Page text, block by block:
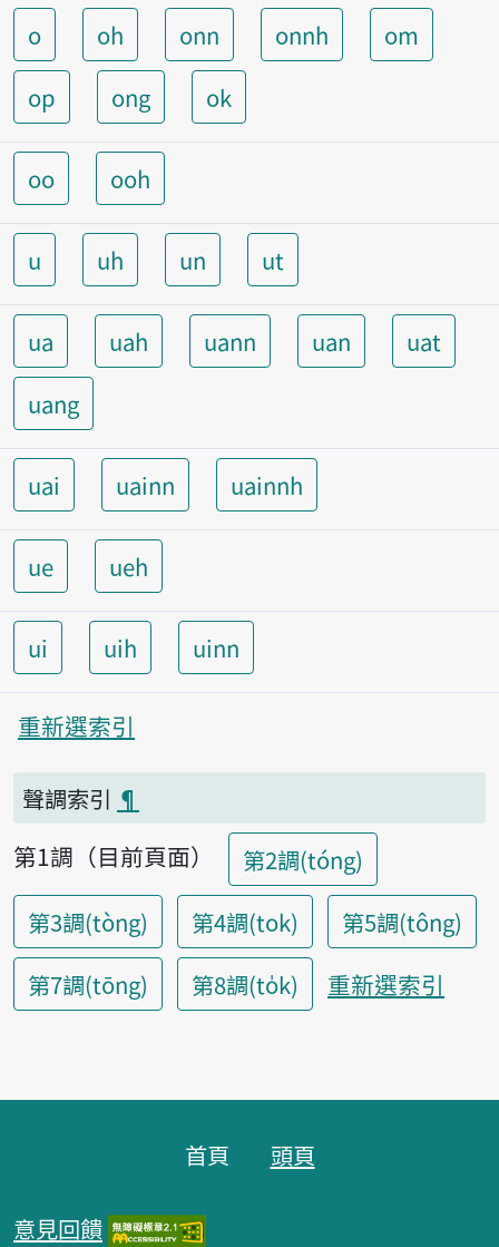
o oh onn onnh
om
op
ong ok
oo ooh
u uh un ut
ua uah uann uan
uat
uang
uai uainn uainnh
ue ueh
ui uih uinn
重新選索引
聲調索引 ¶
第1調（目前頁面）
第2調(tóng)
第3調(tòng)
第4調(tok)
第5調(tông)
第7調(tōng)
第8調(to̍k) 重新選索引
首頁 頭頁
意見回饋